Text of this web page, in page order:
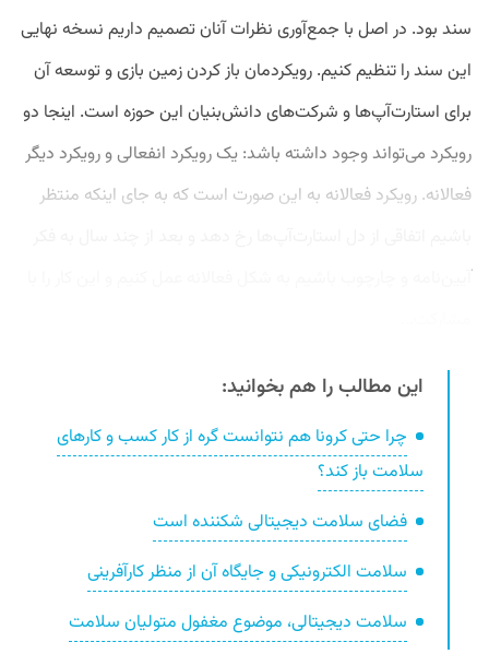
سند بود. در اصل با جمع‌آوری نظرات آنان تصمیم داریم نسخه نهایی
این سند را تنظیم کنیم. رویکردمان باز کردن زمین بازی و توسعه آن
برای استارت‌آپ‌ها و شرکت‌های دانش‌بنیان این حوزه است. اینجا دو
رویکرد می‌تواند وجود داشته باشد: یک رویکرد انفعالی و رویکرد دیگر
فعالانه. رویکرد فعالانه به این صورت است که به جای اینکه منتظر
این مطالب را هم بخوانید:
چرا حتی کرونا هم نتوانست گره از کار کسب و کارهای
سلامت باز کند؟
فضای سلامت دیجیتالی شکننده است
سلامت الکترونیکی و جایگاه آن از منظر کارآفرینی
سلامت دیجیتالی، موضوع مغفول متولیان سلامت